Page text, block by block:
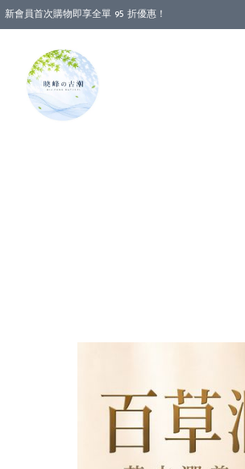
新會員首次購物即享全單 95 折優惠！